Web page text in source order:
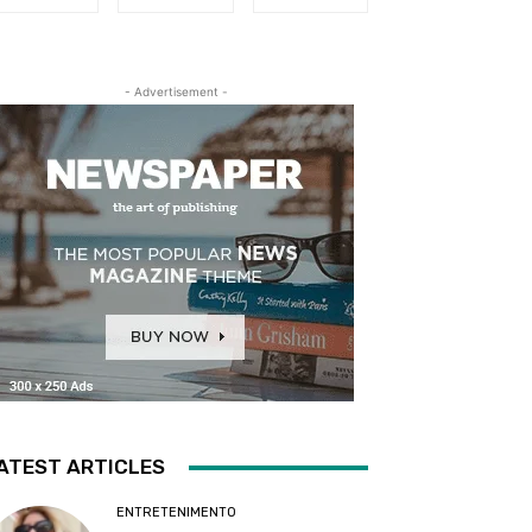
- Advertisement -
ARTICLES
ENTRETENIMENTO